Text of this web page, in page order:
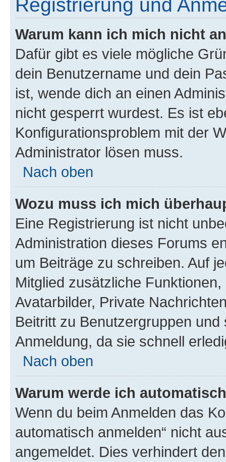
Registrierung und
Warum kann ich mich nicht
Dafür gibt es viele mögliche
dein Benutzername und dein
ist, wende dich an einen
nicht gesperrt wurdest. Es ist
Konfigurationsproblem mit der
Administrator lösen muss.
Nach oben
Wozu muss ich mich
Eine Registrierung ist nicht
Administration dieses Forums
um Beiträge zu schreiben. Auf
Mitglied zusätzliche
Avatarbilder, Private
Beitritt zu Benutzergruppen
Anmeldung, da sie schnell
Nach oben
Warum werde ich
Wenn du beim Anmelden das
automatisch anmelden“ nicht
angemeldet. Dies verhindert